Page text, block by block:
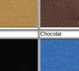
Chocolat